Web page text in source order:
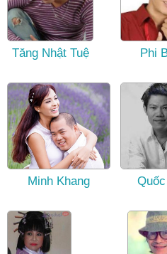
Tăng Nhật Tuệ Phi
Minh Khang